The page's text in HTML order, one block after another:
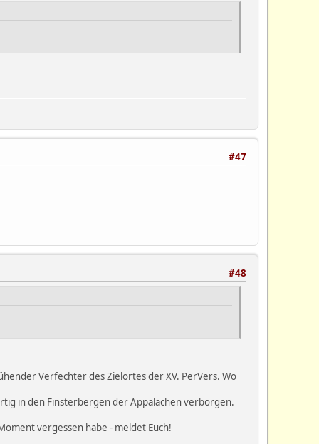
#47
#48
Verfechter des Zielortes der XV. PerVers. Wo
in den Finsterbergen der Appalachen verborgen.
vergessen habe - meldet Euch!